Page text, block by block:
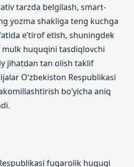
fuqarolik huquqi
tarzda belgilash, smart-
yozma shakliga teng kuchga
e’tirof etish, shuningdek
huquqini tasdiqlovchi
jihatdan tan olish taklif
O‘zbekiston Respublikasi
bo‘yicha aniq